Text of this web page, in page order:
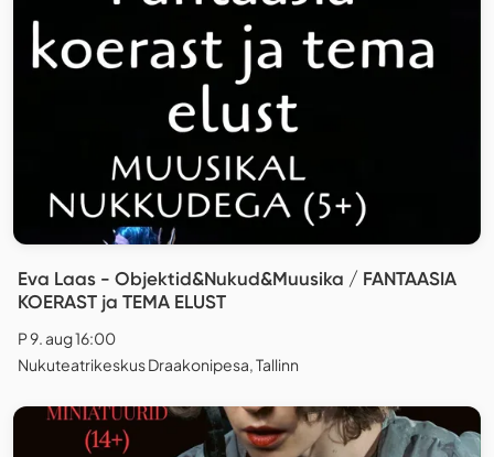
Eva Laas - Objektid&Nukud&Muusika / FANTAASIA
KOERAST ja TEMA ELUST
P 9. aug 16:00
Nukuteatrikeskus Draakonipesa, Tallinn